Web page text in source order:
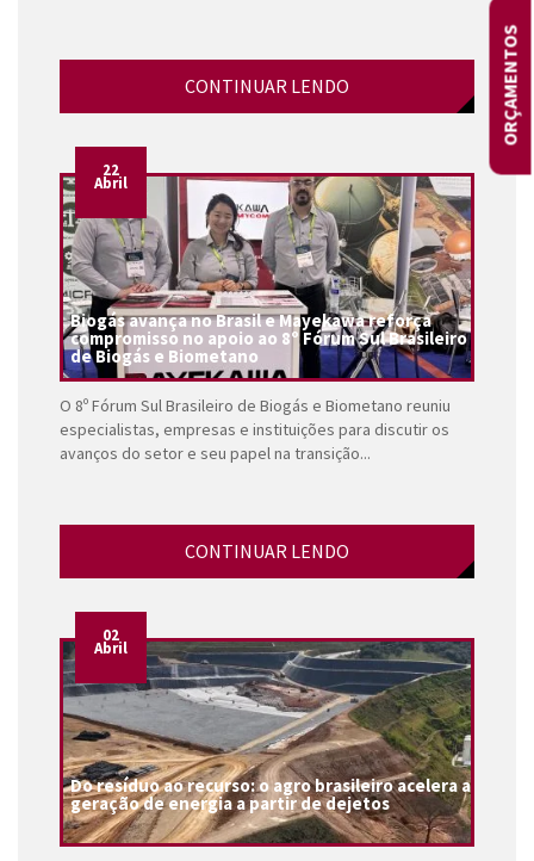
CONTINUAR LENDO
22
Abril
Biogás avança no Brasil e Mayekawa reforça
compromisso no apoio ao 8º Fórum Sul Brasileiro
de Biogás e Biometano
O 8º Fórum Sul Brasileiro de Biogás e Biometano reuniu
especialistas, empresas e instituições para discutir os
avanços do setor e seu papel na transição...
CONTINUAR LENDO
02
Abril
Do resíduo ao recurso: o agro brasileiro acelera a
geração de energia a partir de dejetos
ORÇAMENTOS